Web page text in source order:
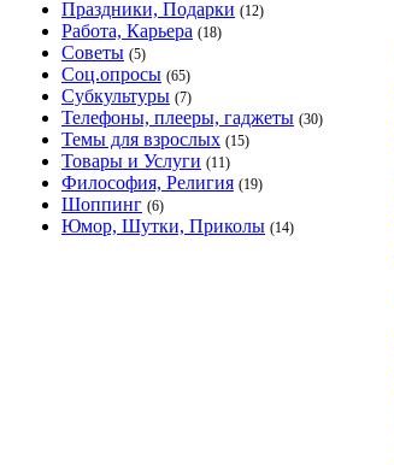
Праздники, Подарки (12)
Работа, Карьера (18)
Советы (5)
Соц.опросы (65)
Субкультуры (7)
Телефоны, плееры, гаджеты (30)
Темы для взрослых (15)
Товары и Услуги (11)
Философия, Религия (19)
Шоппинг (6)
Юмор, Шутки, Приколы (14)